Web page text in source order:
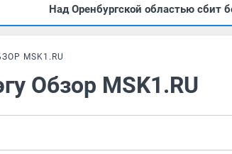
Над Оренбургской областью сбит
MSK1.RU
Обзор MSK1.RU